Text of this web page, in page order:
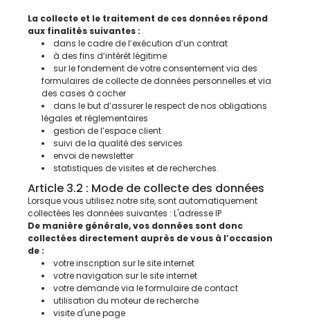
La collecte et le traitement de ces données répond
aux finalités suivantes :
dans le cadre de l’exécution d’un contrat
à des fins d’intérêt légitime
sur le fondement de votre consentement via des
formulaires de collecte de données personnelles et via
des cases à cocher
dans le but d’assurer le respect de nos obligations
légales et réglementaires
gestion de l’espace client
suivi de la qualité des services
envoi de newsletter
statistiques de visites et de recherches.
Article 3.2 : Mode de collecte des données
Lorsque vous utilisez notre site, sont automatiquement
collectées les données suivantes : L'adresse IP
De manière générale, vos données sont donc
collectées directement auprès de vous à l’occasion
de :
votre inscription sur le site internet
votre navigation sur le site internet
votre demande via le formulaire de contact
utilisation du moteur de recherche
visite d'une page